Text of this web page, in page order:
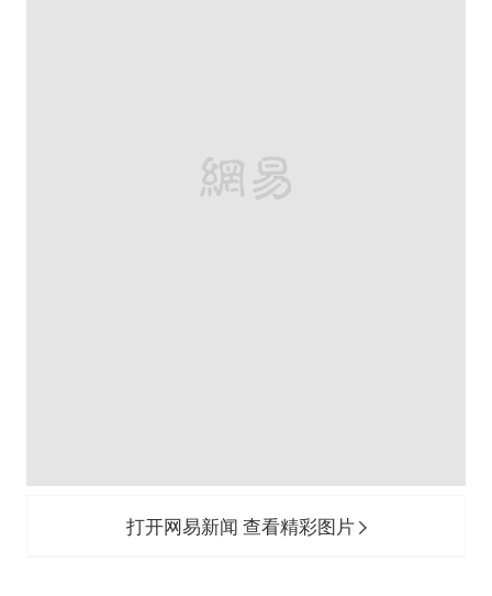
打开网易新闻 查看精彩图片